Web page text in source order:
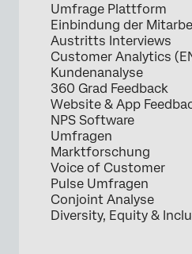
Umfrage Plattform
Einbindung der
Austritts Interviews
Customer Analytics
Kundenanalyse
360 Grad Feedback
Website & App
NPS Software
Umfragen
Marktforschung
Voice of Customer
Pulse Umfragen
Conjoint Analyse
Diversity, Equity &